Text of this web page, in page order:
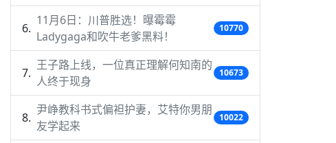
11月6日：川普胜选！曝霉霉
Ladygaga和吹牛老爹黑料！
10770
王子路上线，一位真正理解何知南的
人终于现身
10673
尹峥教科书式偏袒护妻，艾特你男朋
友学起来
10022